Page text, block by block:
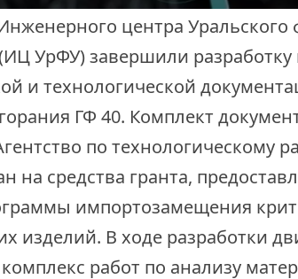
центра Уральского
УрФУ) завершили разработку
и технологической
ГФ 40. Комплект
по технологическому
на средства гранта,
импортозамещения
изделий. В ходе разработки
работ по анализу